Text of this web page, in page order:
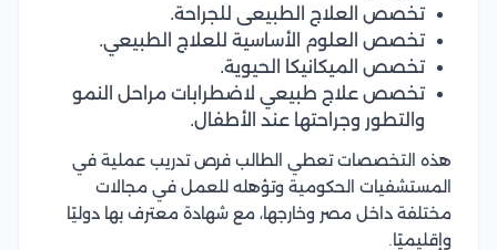
تخصص العلاج الطبيعى للجراحة.
تخصص العلوم الأساسية للعلاج الطبيعي.
تخصص الميكانيكا الحيوية.
تخصص علاج طبيعي لاضطرابات مراحل النمو
والتطور وجراحتها عند الأطفال.
هذه التخصصات تعطي الطالب فرص تدريب عملية في
المستشفيات الحكومية وتؤهله للعمل في مجالات
مختلفة داخل مصر وخارجها، مع شهادة معترف بها دوليًا
وإقليميًا.